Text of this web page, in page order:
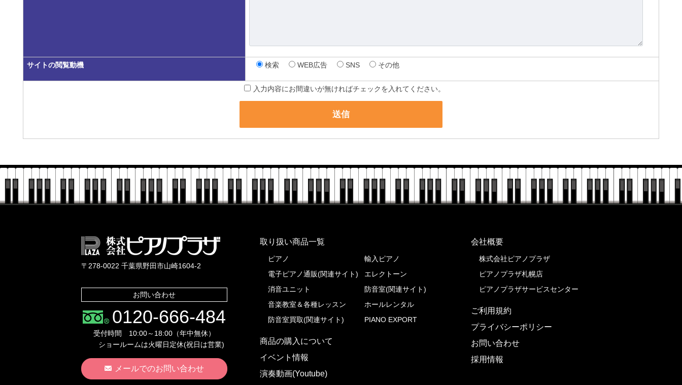
サイトの閲覧動機 検索 WEB広告 SNS その他
入力内容にお間違いが無ければチェックを入れてください。
株式会社ピアノプラザ
〒278-0022 千葉県野田市山崎1604-2
お問い合わせ
0120-666-484
受付時間 10:00～18:00（年中無休）
ショールームは火曜日定休(祝日は営業)
メールでのお問い合わせ
取り扱い商品一覧
ピアノ
輸入ピアノ
電子ピアノ通販(関連サイト)
エレクトーン
消音ユニット
防音室(関連サイト)
音楽教室＆各種レッスン
ホールレンタル
防音室買取(関連サイト)
PIANO EXPORT
商品の購入について
イベント情報
演奏動画(Youtube)
会社概要
株式会社ピアノプラザ
ピアノプラザ札幌店
ピアノプラザサービスセンター
ご利用規約
プライバシーポリシー
お問い合わせ
採用情報